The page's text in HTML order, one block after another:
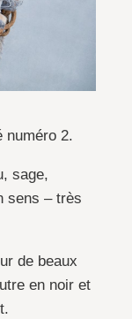
numéro 2.
sage,
sens – très
de beaux
en noir et